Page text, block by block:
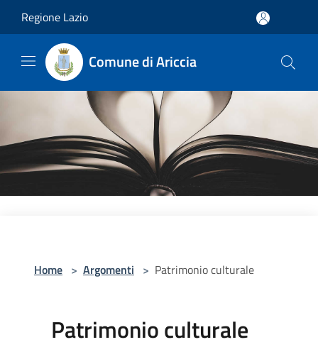
Regione Lazio
Comune di Ariccia
Home > Argomenti > Patrimonio culturale
Patrimonio culturale